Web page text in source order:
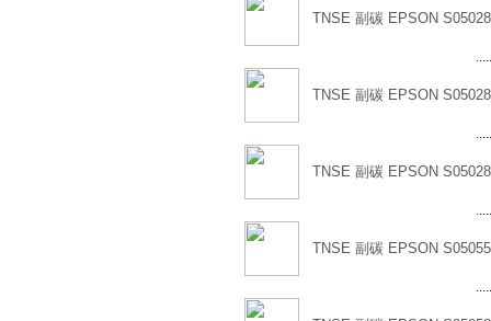
TNSE 副碳 EPSON
TNSE 副碳 EPSON
TNSE 副碳 EPSON
TNSE 副碳 EPSON